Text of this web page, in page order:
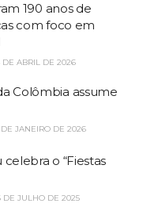
190 anos de
com foco em
DE ABRIL DE 2026
Colômbia assume
DE JANEIRO DE 2026
o “Fiestas
DE JULHO DE 2025